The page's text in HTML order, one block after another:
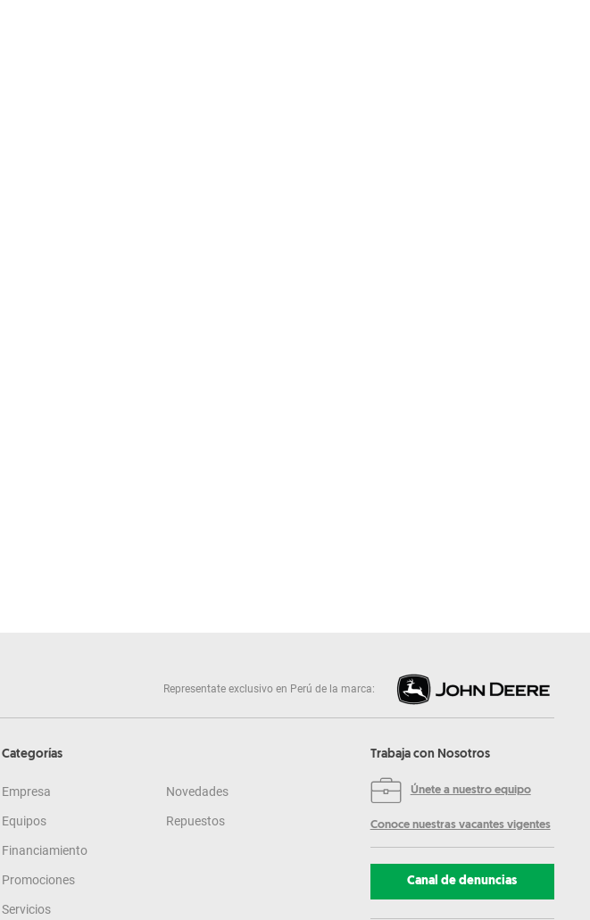
Representate exclusivo en Perú de la marca:
Categorías
Empresa
Equipos
Financiamiento
Promociones
Servicios
Novedades
Repuestos
Trabaja con Nosotros
Únete a nuestro equipo
Conoce nuestras vacantes vigentes
Canal de denuncias